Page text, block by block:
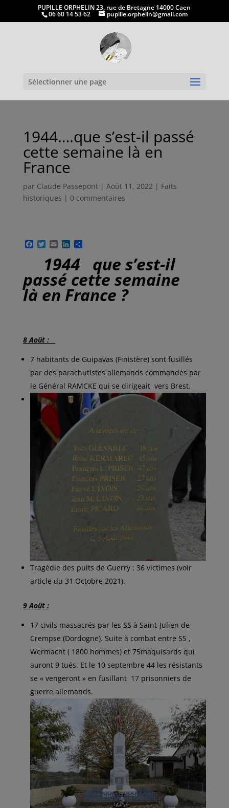
PUPILLE ORPHELIN 23, rue de Bretagne 14000 Caen
06 60 14 53 62 pupille.orphelin@gmail.com
Sélectionner une page
1944….que s’est-il passé
cette semaine là en
France
par Claude Passepont| Août 11, 2022 | Faits
historiques | 0 commentaires
F
b
o
o
k
T
i
t
t
e
r
E
a
i
l
L
n
k
e
d
I
n
P
a
g
e
r
1944 que s’est-il
passé cette semaine
là en France ?
8 Août :
7 habitants de Guipavas (Finistère) sont fusillés
par des parachutistes allemands commandés par
le Général RAMCKE qui se dirigeait vers Brest.
Tragédie des puits de Guerry : 36 victimes (voir
article du 31 Octobre 2021).
9 Août :
17 civils massacrés par les SS à Saint-Julien de
Crempse (Dordogne). Suite à combat entre SS ,
Wermacht ( 1800 hommes) et 75maquisards qui
auront 9 tués. Et le 10 septembre 44 les résistants
se « vengeront » en fusillant 17 prisonniers de
guerre allemands.